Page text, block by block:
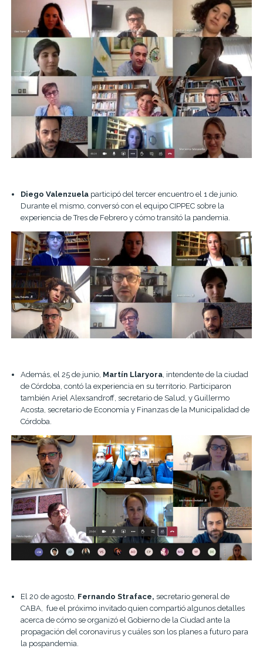
Diego Valenzuelaparticipó del tercer encuentro el 1 de junio.
Durante el mismo, conversó con el equipo CIPPEC sobre la
experiencia de Tres de Febrero y cómo transitó la pandemia.
Además, el 25 de junio, Martín Llaryora, intendente de la ciudad
de Córdoba, contó la experiencia en su territorio. Participaron
también Ariel Alexsandroff, secretario de Salud, y Guillermo
Acosta, secretario de Economía y Finanzas de la Municipalidad de
Córdoba.
El 20 de agosto, Fernando Straface, secretario general de
CABA, fue el próximo invitado quien compartió algunos detalles
acerca de cómo se organizó el Gobierno de la Ciudad ante la
propagación del coronavirus y cuáles son los planes a futuro para
la pospandemia.